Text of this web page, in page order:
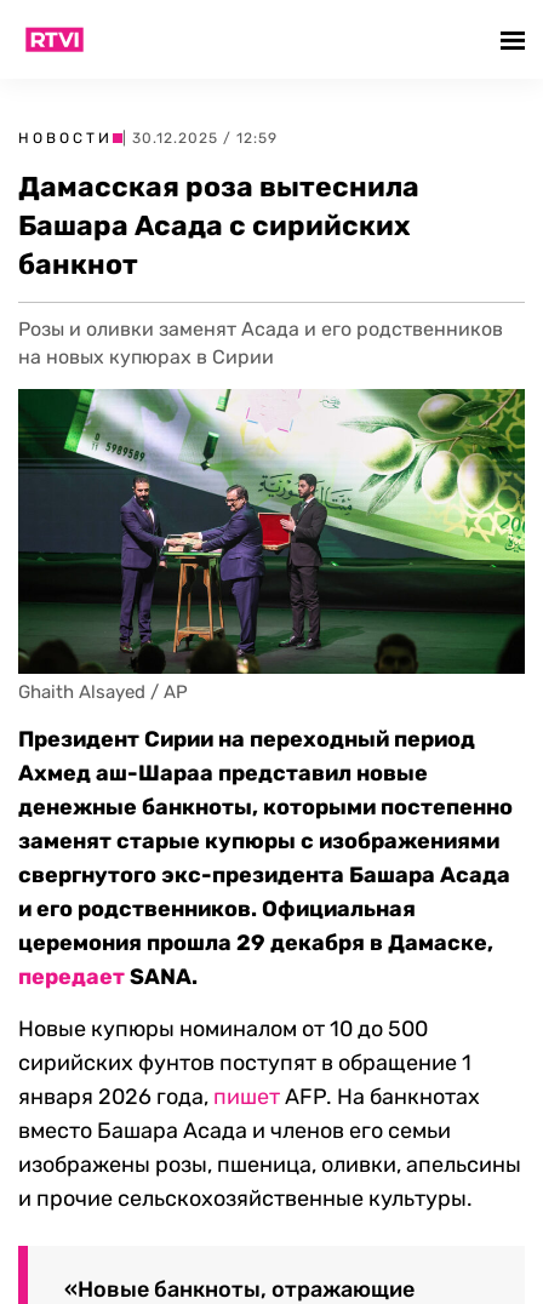
НОВОСТИ | 30.12.2025 / 12:59
Дамасская роза вытеснила
Башара Асада с сирийских
банкнот
Розы и оливки заменят Асада и его родственников
на новых купюрах в Сирии
Ghaith Alsayed / AP
Президент Сирии на переходный период
Ахмед аш-Шараа представил новые
денежные банкноты, которыми постепенно
заменят старые купюры с изображениями
свергнутого экс-президента Башара Асада
и его родственников. Официальная
церемония прошла 29 декабря в Дамаске,
передаетSANA.
Новые купюры номиналом от 10 до 500
сирийских фунтов поступят в обращение 1
января 2026 года, пишетAFP. На банкнотах
вместо Башара Асада и членов его семьи
изображены розы, пшеница, оливки, апельсины
и прочие сельскохозяйственные культуры.
«Новые банкноты, отражающие